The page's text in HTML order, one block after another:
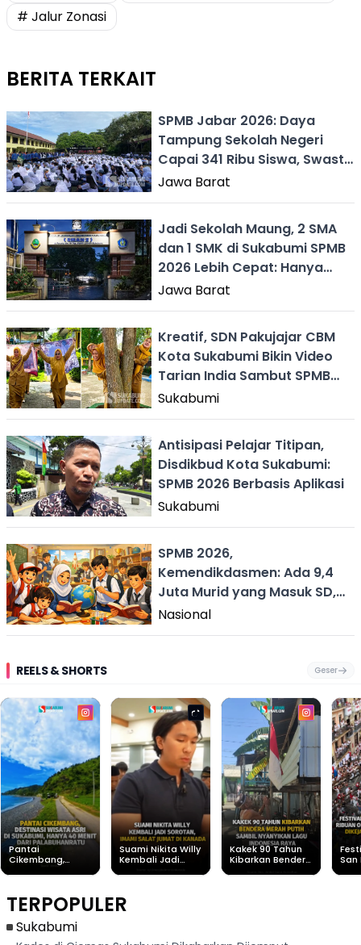
# Jalur Zonasi
BERITA TERKAIT
SPMB Jabar 2026: Daya
Tampung Sekolah Negeri
Capai 341 Ribu Siswa, Swasta
Bagaimana?
Jawa Barat
Jadi Sekolah Maung, 2 SMA
dan 1 SMK di Sukabumi SPMB
2026 Lebih Cepat: Hanya
Jalur Prestasi
Jawa Barat
Kreatif, SDN Pakujajar CBM
Kota Sukabumi Bikin Video
Tarian India Sambut SPMB
2026
Sukabumi
Antisipasi Pelajar Titipan,
Disdikbud Kota Sukabumi:
SPMB 2026 Berbasis Aplikasi
Sukabumi
SPMB 2026,
Kemendikdasmen: Ada 9,4
Juta Murid yang Masuk SD,
SMP dan SMA
Nasional
REELS & SHORTS Geser
Pantai
Cikembang,
Dari
Palabuhanratu
Suami Nikita Willy
Kembali Jadi
Kakek 90 Tahun
Kibarkan Bendera
San
TERPOPULER
Sukabumi